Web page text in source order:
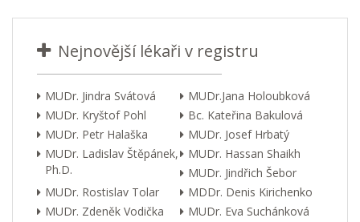
Nejnovější lékaři v registru
MUDr. Jindra Svátová
MUDr.Jana Holoubková
MUDr. Kryštof Pohl
Bc. Kateřina Bakulová
MUDr. Petr Halaška
MUDr. Josef Hrbatý
MUDr. Ladislav Štěpánek,
Ph.D.
MUDr. Hassan Shaikh
MUDr. Jindřich Šebor
MUDr. Rostislav Tolar
MDDr. Denis Kirichenko
MUDr. Zdeněk Vodička
MUDr. Eva Suchánková